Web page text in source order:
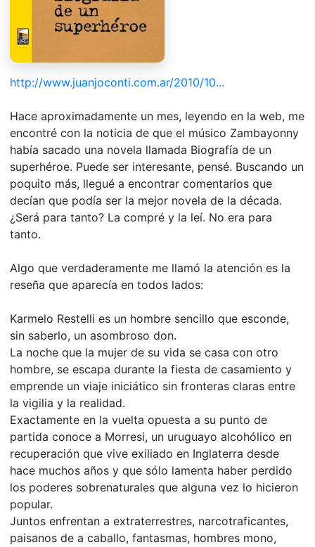
http://www.juanjoconti.com.ar/2010/10...
Hace aproximadamente un mes, leyendo en la web, me
encontré con la noticia de que el músico Zambayonny
había sacado una novela llamada Biografía de un
superhéroe. Puede ser interesante, pensé. Buscando un
poquito más, llegué a encontrar comentarios que
decían que podía ser la mejor novela de la década.
¿Será para tanto? La compré y la leí. No era para
tanto.
Algo que verdaderamente me llamó la atención es la
reseña que aparecía en todos lados:
Karmelo Restelli es un hombre sencillo que esconde,
sin saberlo, un asombroso don.
La noche que la mujer de su vida se casa con otro
hombre, se escapa durante la fiesta de casamiento y
emprende un viaje iniciático sin fronteras claras entre
la vigilia y la realidad.
Exactamente en la vuelta opuesta a su punto de
partida conoce a Morresi, un uruguayo alcohólico en
recuperación que vive exiliado en Inglaterra desde
hace muchos años y que sólo lamenta haber perdido
los poderes sobrenaturales que alguna vez lo hicieron
popular.
Juntos enfrentan a extraterrestres, narcotraficantes,
paisanos de a caballo, fantasmas, hombres mono,